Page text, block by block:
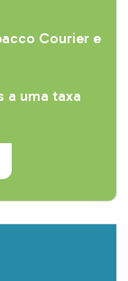
Courier e
a uma taxa